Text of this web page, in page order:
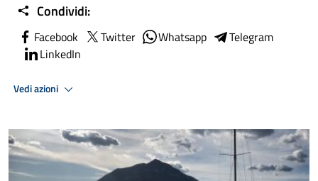
Condividi:
Facebook Twitter Whatsapp
Telegram
LinkedIn
Vedi azioni